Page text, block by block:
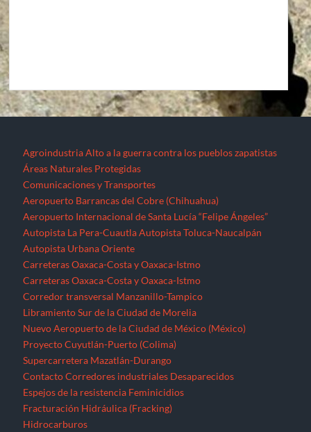
Carreteras Oaxaca-Costa y Oaxaca-Istmo
Carreteras Oaxaca-Costa y Oaxaca-Istmo
Corredor transversal Manzanillo-Tampico
Nuevo Aeropuerto de la Ciudad de México (México)
Proyecto Cuyutlán-Puerto (Colima)
Supercarretera Mazatlán-Durango
ContactoCorredores industrialesDesaparecidos
Espejos de la resistenciaFeminicidios
Fracturación Hidráulica (Fracking)
Hidrocarburos
Gasoducto Jaltipan – Salina Cruz
Gasoducto Salina Cruz – TapachulaGasoducto Tuxpan – Tula
Proyecto Aceites Terciarios del Golfo (Veracruz y Puebla)
Sistema de Transporte de Gas Natural Norte-Noroeste
Home JornalerosMEGAPROYECTOSMichoacánMigrantes
Militarización
Minería
Minería en el Cerro de San Pedro
Minería en el Istmo de Tehuantepec
MorelosNayaritNOTICIASNoticias Nacionales
OaxacaPalabras del EZLN